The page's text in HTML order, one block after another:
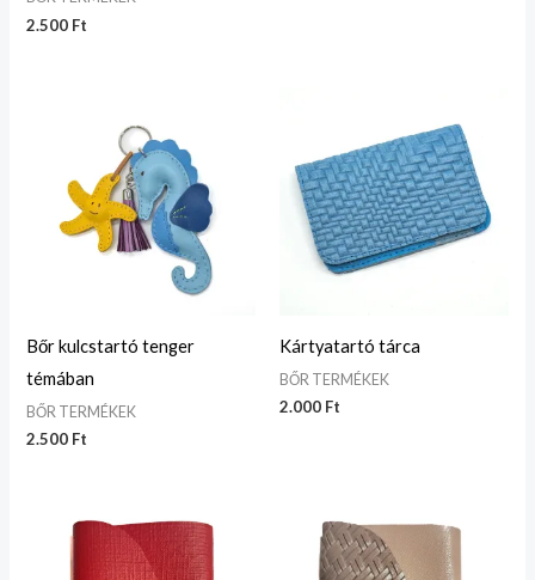
2.500 Ft
Bőr kulcstartó tenger
témában
BŐR TERMÉKEK
2.500 Ft
Kártyatartó tárca
BŐR TERMÉKEK
2.000 Ft